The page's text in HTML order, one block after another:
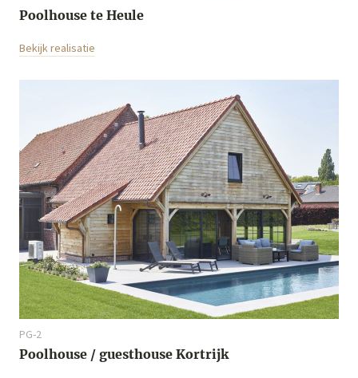
Poolhouse te Heule
Bekijk realisatie
PG-2
Poolhouse / guesthouse Kortrijk